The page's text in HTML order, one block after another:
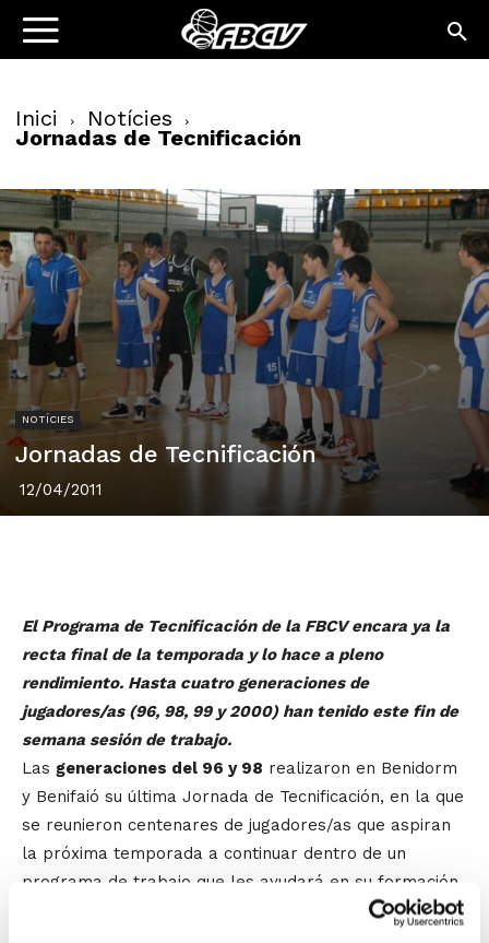
Inici Notícies
Jornadas de Tecnificación
NOTÍCIES
Jornadas de Tecnificación
12/04/2011
El Programa de Tecnificación de la FBCV encara ya la
recta final de la temporada y lo hace a pleno
rendimiento. Hasta cuatro generaciones de
jugadores/as (96, 98, 99 y 2000) han tenido este fin de
semana sesión de trabajo.
Las generaciones del 96 y 98 realizaron en Benidorm
y Benifaió su última Jornada de Tecnificación, en la que
se reunieron centenares de jugadores/as que aspiran
la próxima temporada a continuar dentro de un
programa de trabajo que les ayudará en su formación
y al mismo tiempo les permitirá aspirar a formar